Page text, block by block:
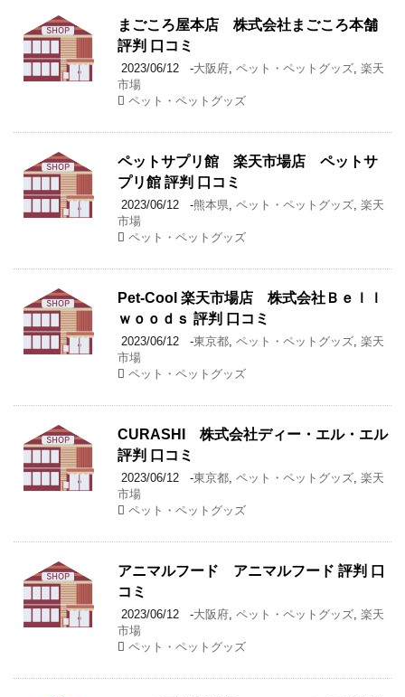
まごころ屋本店 株式会社まごころ本舗
評判 口コミ
2023/06/12 -大阪府, ペット・ペットグッズ, 楽天
市場
ペット・ペットグッズ
ペットサプリ館 楽天市場店 ペットサ
プリ館 評判 口コミ
2023/06/12 -熊本県, ペット・ペットグッズ, 楽天
市場
ペット・ペットグッズ
Pet-Cool 楽天市場店 株式会社Ｂｅｌｌ
ｗｏｏｄｓ 評判 口コミ
2023/06/12 -東京都, ペット・ペットグッズ, 楽天
市場
ペット・ペットグッズ
CURASHI 株式会社ディー・エル・エル
評判 口コミ
2023/06/12 -東京都, ペット・ペットグッズ, 楽天
市場
ペット・ペットグッズ
アニマルフード アニマルフード 評判 口
コミ
2023/06/12 -大阪府, ペット・ペットグッズ, 楽天
市場
ペット・ペットグッズ